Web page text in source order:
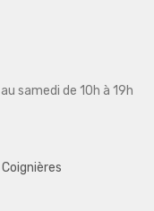
samedi de 10h à 19h